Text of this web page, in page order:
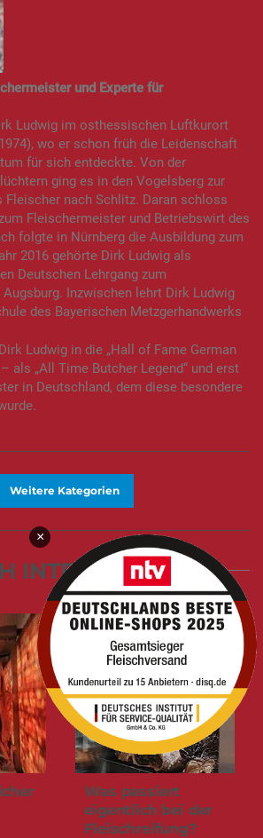
und Experte für
Ludwig im osthessischen Luftkurort
wo er schon früh die Leidenschaft
für sich entdeckte. Von der
ging es in den Vogelsberg zur
Fleischer nach Schlitz. Daran schloss
Fleischermeister und Betriebswirt des
folgte in Nürnberg die Ausbildung zum
2016 gehörte Dirk Ludwig als
Deutschen Lehrgang zum
Inzwischen lehrt Dirk Ludwig
des Bayerischen Metzgerhandwerks
Ludwig in die „Hall of Fame German
als „All Time Butcher Legend“ und erst
in Deutschland, dem diese besondere
Weitere Kategorien
INTERESSANT
Was passiert
eigentlich bei der
Fleischreifung?
×